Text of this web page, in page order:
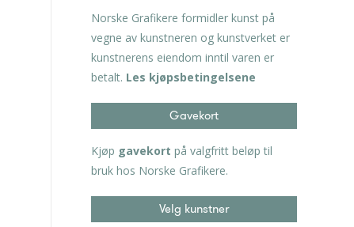
Norske Grafikere formidler kunst på
vegne av kunstneren og kunstverket er
kunstnerens eiendom inntil varen er
betalt. Les kjøpsbetingelsene
Gavekort
Kjøp gavekort på valgfritt beløp til
bruk hos Norske Grafikere.
Velg kunstner